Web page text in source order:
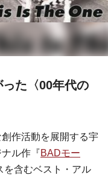
た〈00年代の
作活動を展開する宇
ル作『BADモー
を含むベスト・アル